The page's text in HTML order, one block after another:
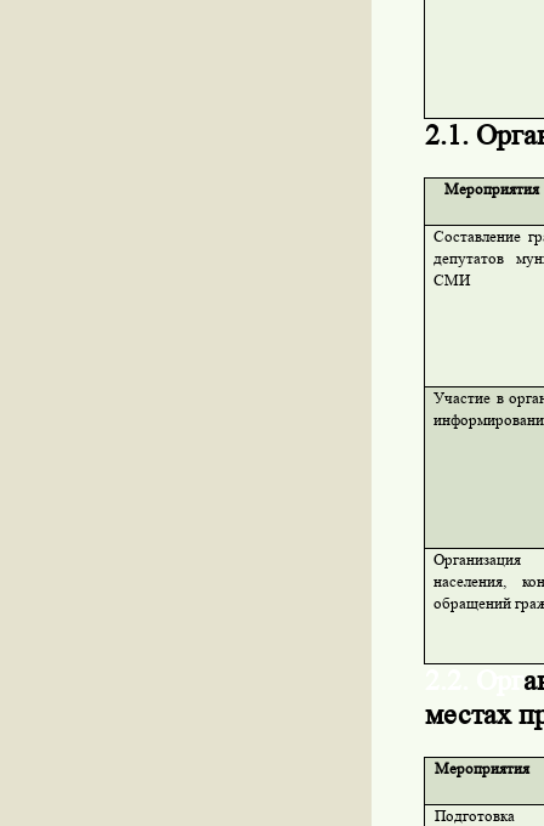
2.1.
Мероприятия
Составление
депутатов
СМИ
Участие в
населения,
обращений
местах
Мероприятия
Подготовка